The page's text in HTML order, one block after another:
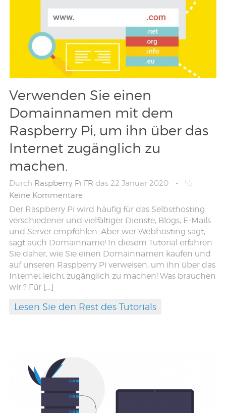
Verwenden Sie einen
Domainnamen mit dem
Raspberry Pi, um ihn über das
Internet zugänglich zu
machen.
Durch Raspberry Pi FR das 22 Januar 2020
-
Keine Kommentare
Der Raspberry Pi wird häufig für das Selbsthosting
verschiedener und vielfältiger Dienste, Blogs, E-Mails
und Server empfohlen. Aber wer Webhosting sagt,
sagt auch Domainname! In diesem Tutorial erfahren
Sie daher, wie Sie einen Domainnamen kaufen und
auf unseren Raspberry Pi verweisen, um ihn über das
Internet leicht zugänglich zu machen! Was brauchen
wir ? Für […]
Lesen Sie den Rest des Tutorials